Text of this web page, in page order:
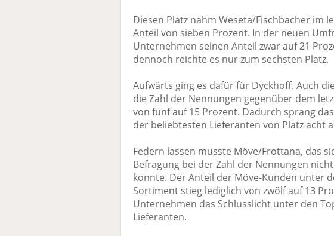
Diesen Platz nahm Weseta/Fischbacher im
Anteil von sieben Prozent. In der neuen
Unternehmen seinen Anteil zwar auf 21
dennoch reichte es nur zum sechsten Platz.
Aufwärts ging es dafür für Dyckhoff. Auch
die Zahl der Nennungen gegenüber dem
von fünf auf 15 Prozent. Dadurch sprang
der beliebtesten Lieferanten von Platz acht
Federn lassen musste Möve/Frottana, das
Befragung bei der Zahl der Nennungen
konnte. Der Anteil der Möve-Kunden unter
Sortiment stieg lediglich von zwölf auf 13
Unternehmen das Schlusslicht unter den
Lieferanten.